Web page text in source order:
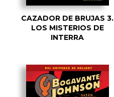
CAZADOR DE BRUJAS 3.
LOS MISTERIOS DE
INTERRA